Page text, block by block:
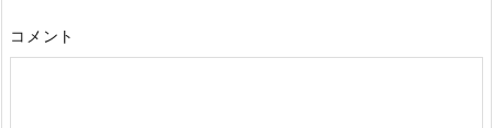
コメント